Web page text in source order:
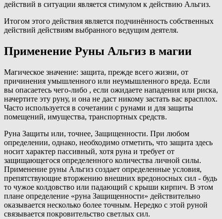
действий в ситуации является стимулом к действию Альгиз.
Итогом этого действия является подчинённость собственных
действий действиям выбранного ведущим деятеля.
Применение Руны Альгиз в магии
Магическое значение: защита, прежде всего жизни, от
причинения умышленного или неумышленного вреда. Если
вы опасаетесь чего-либо , если ожидаете нападения или риска,
начертите эту руну, и она не даст никому застать вас врасплох.
Часто используется в сочетании с рунами и для защиты
помещений, имущества, транспортных средств.
Руна Защиты или, точнее, Защищенности. При любом
определении, однако, необходимо отметить, что защита здесь
носит характер пассивный, хотя руна и требует от
защищающегося определенного количества личной силы.
Применение руны Альгиз создает определенные условия,
препятствующие вторжению внешних вредоносных сил - будь
то чужое колдовство или падающий с крыши кирпич. В этом
плане определение «руна Защищенности» действительно
оказывается несколько более точным. Нередко с этой руной
связывается покровительство светлых сил.